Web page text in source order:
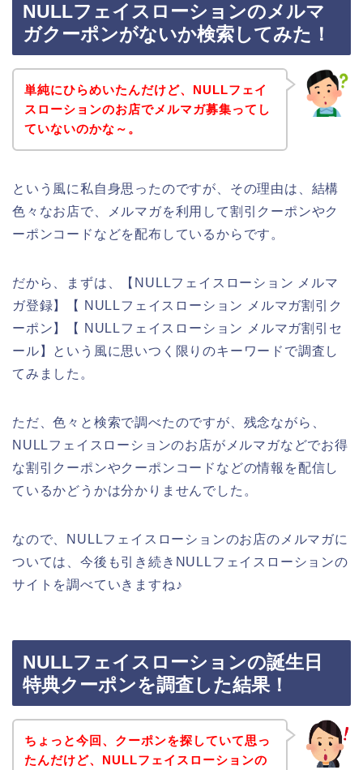
NULLフェイスローションのメルマ
ガクーポンがないか検索してみた！
単純にひらめいたんだけど、NULLフェイ
スローションのお店でメルマガ募集ってし
ていないのかな～。
という風に私自身思ったのですが、その理由は、結構
色々なお店で、メルマガを利用して割引クーポンやク
ーポンコードなどを配布しているからです。
だから、まずは、【NULLフェイスローション メルマ
ガ登録】【 NULLフェイスローション メルマガ割引ク
ーポン】【 NULLフェイスローション メルマガ割引セ
ール】という風に思いつく限りのキーワードで調査し
てみました。
ただ、色々と検索で調べたのですが、残念ながら、
NULLフェイスローションのお店がメルマガなどでお得
な割引クーポンやクーポンコードなどの情報を配信し
ているかどうかは分かりませんでした。
なので、NULLフェイスローションのお店のメルマガに
ついては、今後も引き続きNULLフェイスローションの
サイトを調べていきますね♪
NULLフェイスローションの誕生日
特典クーポンを調査した結果！
ちょっと今回、クーポンを探していて思っ
たんだけど、NULLフェイスローションの